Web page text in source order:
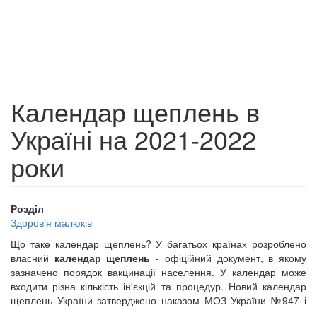
Календар щеплень в
Україні на 2021-2022
роки
Розділ
Здоров'я малюків
Що таке календар щеплень? У багатьох країнах розроблено
власний календар щеплень - офіційний документ, в якому
зазначено порядок вакцинації населення. У календар може
входити різна кількість ін'єкцій та процедур. Новий календар
щеплень України затверджено наказом МОЗ України №947 і